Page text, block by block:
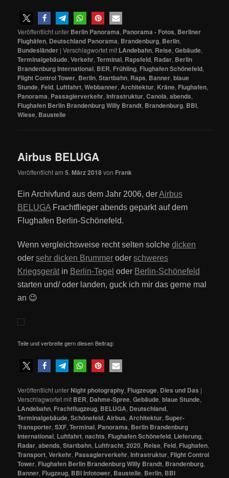
Veröffentlicht unter Berlin Panorama, Panorama - Fotos, Berliner
Flughäfen, Deutschland Panorama, Brandenburg, Berlin,
Bundesländer |Verschlagwortet mit LAndebahn, Reise,Gebäude,
Terminalgebäude,Verkehr,Terminal, Rapsfeld, Radar, Berlin
Brandenburg International, BER, Frühling, Flughafen Schönefeld,
Flight Control Tower, Berlin,Startbahn, Raps, Banner,blaue
Stunde, Feld, Luftfahrt,Webbanner, Architektur, Kräne, Flughafen,
Panorama, Passagierverkehr,Infrastruktur,Canola,abends,
Flughafen Berlin Brandenburg Willy Brandt, Brandenburg, BBI,
Wiese, Baustelle
Airbus BELUGA
Veröffentlicht am5. März 2018von Frank
Ein Archivfund aus dem Jahr 2006, derAirbus
BELUGA Frachtflieger abends geparkt auf dem
Flughafen Berlin-Schönefeld.
Wenn vergleichsweise recht selten solchedicken
odersehr dicken Brummer oderschweres
Kriegsgerätin Berlin-Tegel oder Berlin-Schönefeld
starten und/ oder landen, guck ich mir das gerne mal
an 😉
Teile und verbreite gern diesen Beitrag:
Veröffentlicht unter Night photography, Flugzeuge, Dies und Das |
Verschlagwortet mit BER, Dahme-Spree,Gebäude,blaue Stunde,
LAndebahn, Frachtflugzeug, BELUGA, Deutschland,
Terminalgebäude,Schönefeld, Airbus, Architektur,Super-
Transporter,SXF,Terminal, Panorama, Berlin Brandenburg
International, Luftfahrt,nachts, Flughafen Schönefeld, Lieferung,
Radar,abends,Startbahn, Luftfracht,2020, Reise, Feld, Flughafen,
Transport,Verkehr, Passagierverkehr,Infrastruktur, Flight Control
Tower, Flughafen Berlin Brandenburg Willy Brandt, Brandenburg,
Banner, Flugzeug, BBI Infotower, Baustelle, Berlin, BBI